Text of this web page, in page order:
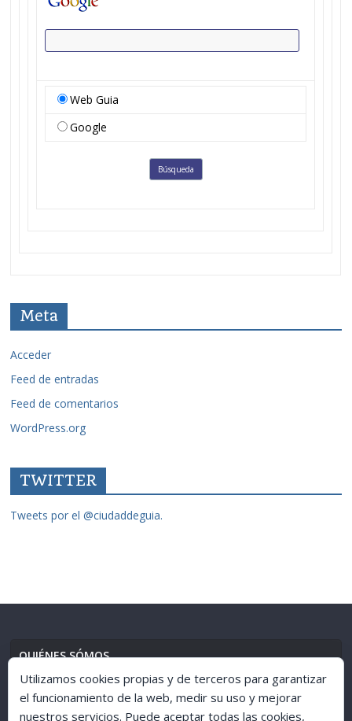
Web Guia
Google
Meta
Acceder
Feed de entradas
Feed de comentarios
WordPress.org
TWITTER
Tweets por el @ciudaddeguia.
QUIÉNES SÓMOS
Utilizamos cookies propias y de terceros para garantizar
el funcionamiento de la web, medir su uso y mejorar
nuestros servicios. Puede aceptar todas las cookies,